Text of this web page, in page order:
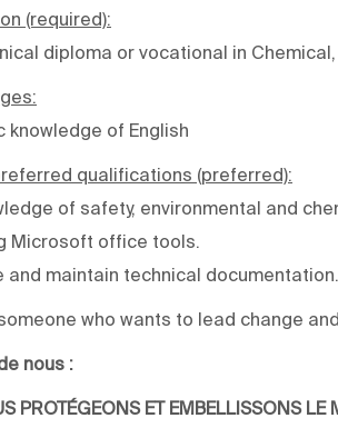
(required):
diploma or vocational in
knowledge of English
qualifications (preferred):
of safety, environmental and
Microsoft office tools.
and maintain technical documentation.
who wants to lead change
nous :
PROTÉGEONS ET EMBELLISSONS LE